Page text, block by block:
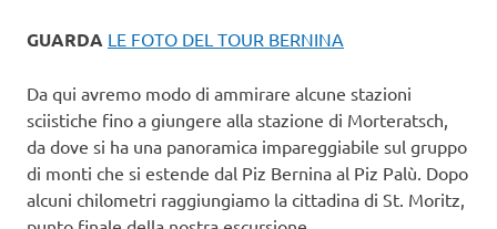
GUARDA LE FOTO DEL TOUR BERNINA
Da qui avremo modo di ammirare alcune stazioni
sciistiche fino a giungere alla stazione di Morteratsch,
da dove si ha una panoramica impareggiabile sul gruppo
di monti che si estende dal Piz Bernina al Piz Palù. Dopo
alcuni chilometri raggiungiamo la cittadina di St. Moritz,